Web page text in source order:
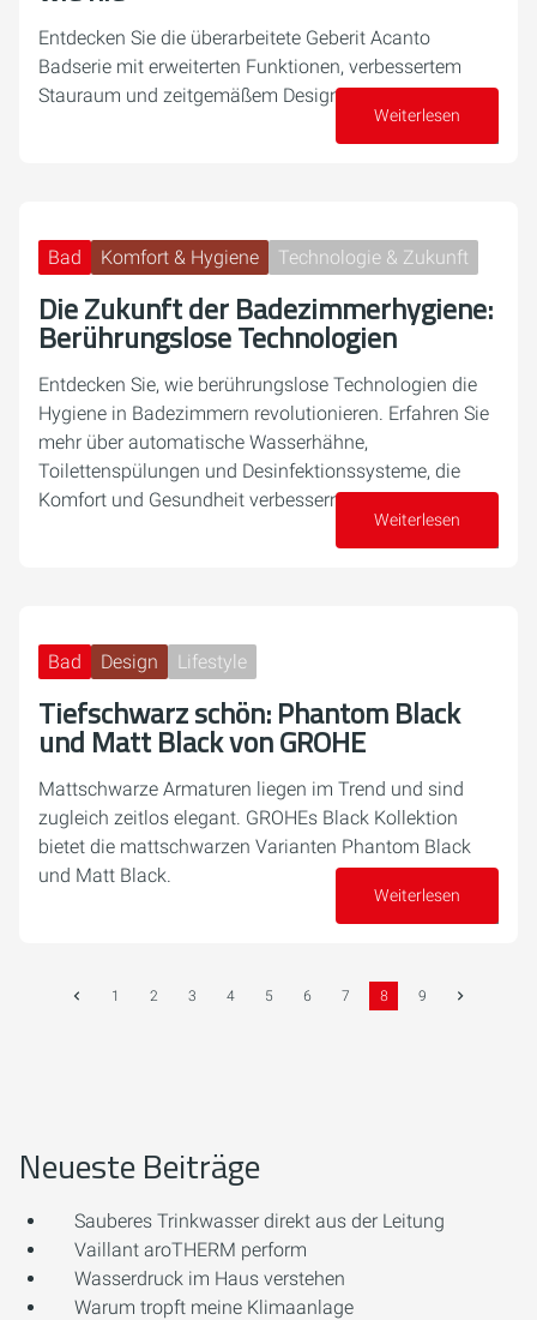
Entdecken Sie die überarbeitete Geberit Acanto
Badserie mit erweiterten Funktionen, verbessertem
Stauraum und zeitgemäßem Design.
Weiterlesen
Bad Komfort & Hygiene Technologie & Zukunft
Die Zukunft der Badezimmerhygiene:
Berührungslose Technologien
Entdecken Sie, wie berührungslose Technologien die
Hygiene in Badezimmern revolutionieren. Erfahren Sie
mehr über automatische Wasserhähne,
Toilettenspülungen und Desinfektionssysteme, die
Komfort und Gesundheit verbessern.
Weiterlesen
Bad Design Lifestyle
Tiefschwarz schön: Phantom Black
und Matt Black von GROHE
Mattschwarze Armaturen liegen im Trend und sind
zugleich zeitlos elegant. GROHEs Black Kollektion
bietet die mattschwarzen Varianten Phantom Black
und Matt Black.
Weiterlesen
1 2 3 4 5 6 7 8 9
Neueste Beiträge
Sauberes Trinkwasser direkt aus der Leitung
Vaillant aroTHERM perform
Wasserdruck im Haus verstehen
Warum tropft meine Klimaanlage